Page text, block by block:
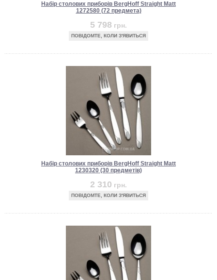
Набір столових приборів BergHoff Straight Matt
1272580 (72 предмета)
5 798 грн.
ПОВІДОМТЕ, КОЛИ З'ЯВИТЬСЯ
Набір столових приборів BergHoff Straight Matt
1230320 (30 предметів)
2 310 грн.
ПОВІДОМТЕ, КОЛИ З'ЯВИТЬСЯ